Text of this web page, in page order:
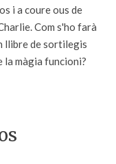
i a coure ous de
Com s'ho farà
llibre de sortilegis
la màgia funcioni?